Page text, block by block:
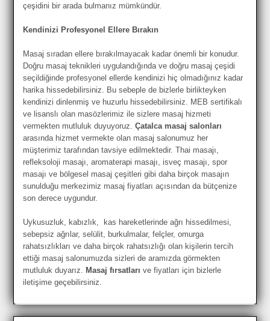
çeşidini bir arada bulmanız mümkündür.
Kendinizi Profesyonel Ellere Bırakın
Masaj sıradan ellere bırakılmayacak kadar önemli bir konudur.
Doğru masaj teknikleri uygulandığında ve doğru masaj çeşidi
seçildiğinde profesyonel ellerde kendinizi hiç olmadığınız kadar
harika hissedebilirsiniz. Bu sebeple de bizlerle birlikteyken
kendinizi dinlenmiş ve huzurlu hissedebilirsiniz. MEB sertifikalı
ve lisanslı olan masözlerimiz ile sizlere masaj hizmeti
vermekten mutluluk duyuyoruz.Çatalca masaj salonları
arasında hizmet vermekte olan masaj salonumuz her
müşterimiz tarafından tavsiye edilmektedir. Thai masajı,
refleksoloji masajı, aromaterapi masajı, isveç masajı, spor
masajı ve bölgesel masaj çeşitleri gibi daha birçok masajın
sunulduğu merkezimiz masaj fiyatları açısından da bütçenize
son derece uygundur.
Uykusuzluk, kabızlık, kas hareketlerinde ağrı hissedilmesi,
sebepsiz ağrılar, selülit, burkulmalar, felçler, omurga
rahatsızlıkları ve daha birçok rahatsızlığı olan kişilerin tercih
ettiği masaj salonumuzda sizleri de aramızda görmekten
mutluluk duyarız. Masaj fırsatları ve fiyatları için bizlerle
iletişime geçebilirsiniz.